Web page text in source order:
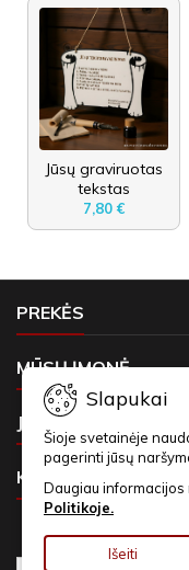
Jūsų graviruotas
tekstas
7,80 €
PREKĖS
MŪSŲ ĮMONĖ
JŪSŲ PASKYRA
KONTAKTAI
Slapukai
Šioje svetainėje
pagerinti jūsų
Daugiau informacijos
Politikoje.
Išeiti